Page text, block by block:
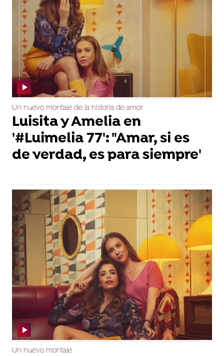
Un nuevo montaje de la historia de amor
Luisita y Amelia en
'#Luimelia 77': "Amar, si es
de verdad, es para siempre'
Un nuevo montaje